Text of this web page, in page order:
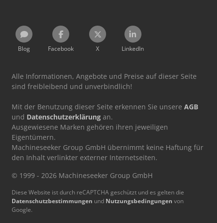
Blog Facebook X LinkedIn
Alle Informationen, Angebote und Preise auf dieser Seite
sind freibleibend und unverbindlich!
Mit der Benutzung dieser Seite erkennen Sie unsere AGB
und Datenschutzerklärung an.
Ausgewiesene Marken gehören ihren jeweiligen
Eigentümern.
Machineseeker Group GmbH übernimmt keine Haftung für
den Inhalt verlinkter externer Internetseiten.
© 1999 - 2026 Machineseeker Group GmbH
Diese Website ist durch reCAPTCHA geschützt und es gelten die
Datenschutzbestimmungen und Nutzungsbedingungen von
Google.